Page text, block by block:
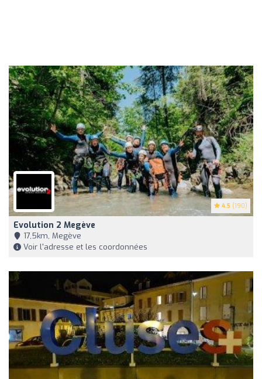
4.5 (190)
Evolution 2 Megève
17,5km, Megève
Voir l'adresse et les coordonnées